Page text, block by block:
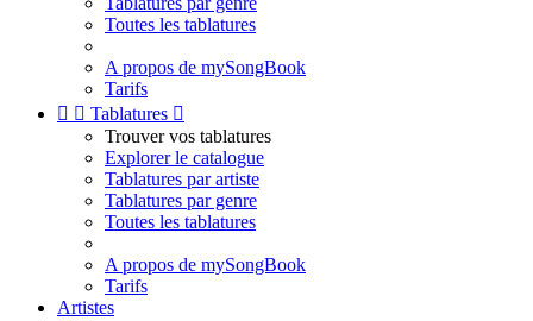
Toutes les tablatures
A propos de mySongBook
Tarifs
  Tablatures 
Trouver vos tablatures
Explorer le catalogue
Tablatures par artiste
Tablatures par genre
Toutes les tablatures
A propos de mySongBook
Tarifs
Artistes